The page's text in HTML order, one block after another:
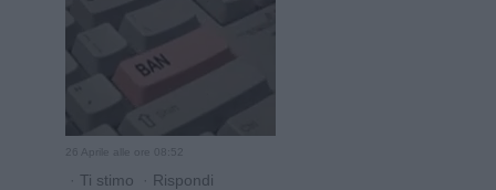
26 Aprile alle ore 08:52
· Ti stimo · Rispondi